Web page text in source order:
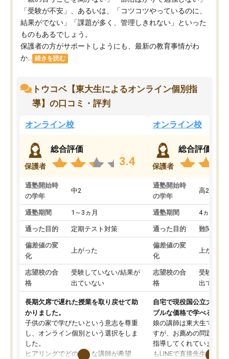
「受験が不安」、あるいは、「コツコツやっているのに、
結果がでない」「課題が多く、管理しきれない」といった
ものもあるでしょう。
保護者の方がサポートしようにも、最新の教育事情がわ
か...
続きを読む
トウコベ【東大生によるオンライン個別指
導】の口コミ・評判
オンライン校
保護者
総合評価
3.4
通塾開始時
の学年
中2
通塾期間 1～3ヵ月
通った目的 定期テスト対策
偏差値の変
化
上がった
志望校の合
格
受験していない/結果が
出ていない
長期欠席で遅れた授業を取り戻せて助
かりました。
子供の家で学びたいという意志を尊重
し、オンライン個別という選択をしま
した。
ヒアリングでどのような講師が希望
オンライン校
保護者
総合評価
通塾開始時
の学年
高2
通塾期間 4ヵ月～1
通った目的 難関私立
偏差値の変
化
上がった
志望校の合
格
受験して
出ていな
自宅で現役国公立大学生
ブルな価格で学べる
娘の講師は東大生では無
すが、お薦めの問題集や
指導してくれています。
もLINEで直接先生に質問